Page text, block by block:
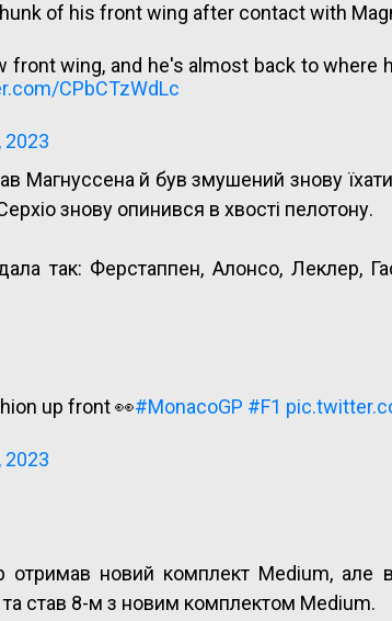
of his front wing after contact with
front wing, and he's almost back to where
CPbCTzWdLc
2023
Магнуссена й був змушений знову
знову опинився в хвості пелотону.
так: Ферстаппен, Алонсо, Леклер,
up front 👀#MonacoGP #F1
2023
новий комплект Medium, але
та став 8-м з новим комплектом Medium.